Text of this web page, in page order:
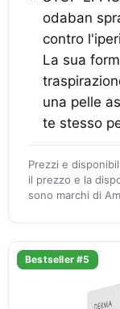
odaban
contro
La sua
una pelle
te stesso
Prezzi e
il prezzo e la
sono marchi di
Bestseller #5